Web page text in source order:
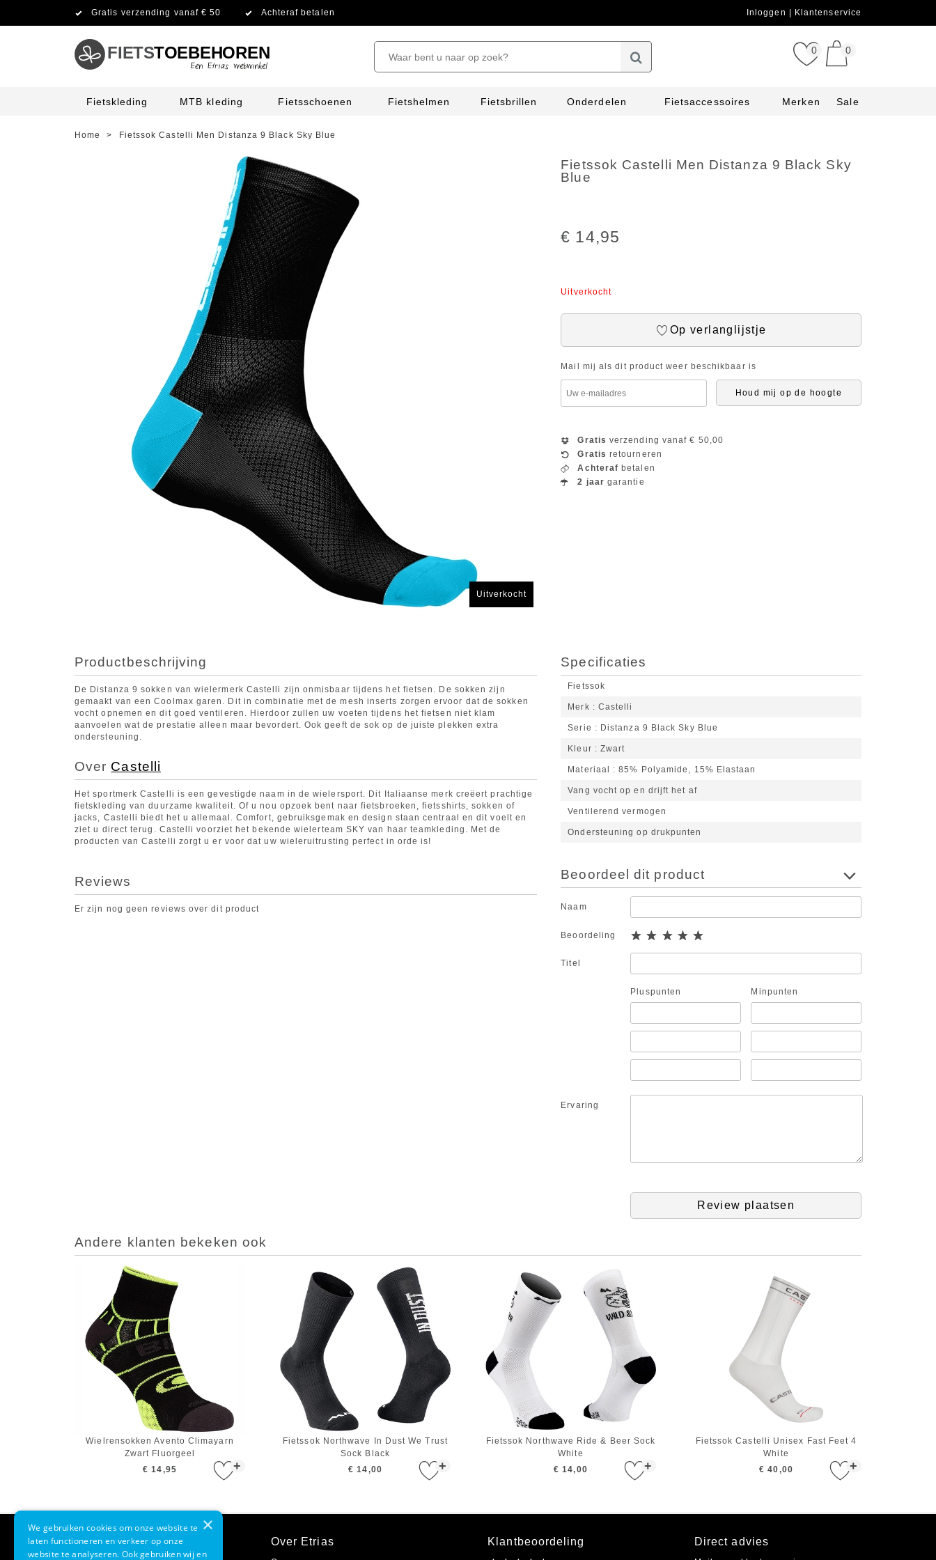
Gratis verzending vanaf € 50 Achteraf betalen Inloggen Klantenservice
FIETSTOEBEHOREN 0 0
Fietskleding MTB kleding Fietsschoenen Fietshelmen Fietsbrillen Onderdelen Fietsaccessoires Merken Sale
Home > Fietssok Castelli Men Distanza 9 Black Sky Blue
Uitverkocht
Fietssok Castelli Men Distanza 9 Black Sky
Blue
€ 14,95
Uitverkocht
Op verlanglijstje
Mail mij als dit product weer beschikbaar is
Houd mij op de hoogte
Gratis verzending vanaf € 50,00
Gratis retourneren
Achteraf betalen
2 jaar garantie
Productbeschrijving
De Distanza 9 sokken van wielermerk Castelli zijn onmisbaar tijdens het fietsen. De sokken zijn
gemaakt van een Coolmax garen. Dit in combinatie met de mesh inserts zorgen ervoor dat de sokken
vocht opnemen en dit goed ventileren. Hierdoor zullen uw voeten tijdens het fietsen niet klam
aanvoelen wat de prestatie alleen maar bevordert. Ook geeft de sok op de juiste plekken extra
ondersteuning.
Over Castelli
Het sportmerk Castelli is een gevestigde naam in de wielersport. Dit Italiaanse merk creëert prachtige
fietskleding van duurzame kwaliteit. Of u nou opzoek bent naar fietsbroeken, fietsshirts, sokken of
jacks, Castelli biedt het u allemaal. Comfort, gebruiksgemak en design staan centraal en dit voelt en
ziet u direct terug. Castelli voorziet het bekende wielerteam SKY van haar teamkleding. Met de
producten van Castelli zorgt u er voor dat uw wieleruitrusting perfect in orde is!
Specificaties
Fietssok
Merk Castelli
Serie Distanza 9 Black Sky Blue
Kleur Zwart
Materiaal 85% Polyamide, 15% Elastaan
Vang vocht op en drijft het af
Ventilerend vermogen
Ondersteuning op drukpunten
Reviews
Er zijn nog geen reviews over dit product
Beoordeel dit product
Naam
Beoordeling
Titel
Pluspunten Minpunten
Ervaring
Review plaatsen
Andere klanten bekeken ook
+
Wielrensokken Avento Climayarn
Zwart Fluorgeel
€ 14,95
+
Fietssok Northwave In Dust We Trust
Sock Black
€ 14,00
+
Fietssok Northwave Ride & Beer Sock
White
€ 14,00
+
Fietssok Castelli Unisex Fast Feet 4
White
€ 40,00
Klantenservice Over Etrias Klantbeoordeling Direct advies
×
We gebruiken cookies om onze website te
laten functioneren en verkeer op onze
website te analyseren. Ook gebruiken wij en